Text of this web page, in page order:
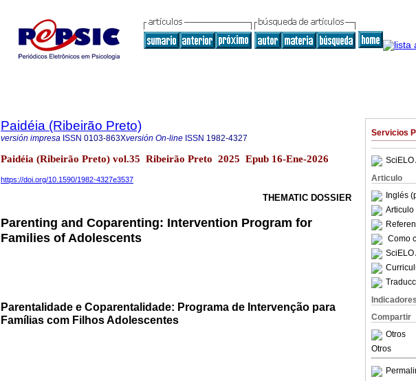
Servicios
SciELO
Articulo
Inglés
Articulo
Como
SciELO
Compartir
Otros
Otros
Paidéia (Ribeirão Preto)
versión impresa ISSN 0103-863Xversión On-line ISSN 1982-4327
Paidéia (Ribeirão Preto) vol.35 Ribeirão Preto 2025 Epub 16-Ene-2026
https://doi.org/10.1590/1982-4327e3537
THEMATIC DOSSIER
Parenting and Coparenting: Intervention Program for
Families of Adolescents
Parentalidade e Coparentalidade: Programa de Intervenção para
Famílias com Filhos Adolescentes